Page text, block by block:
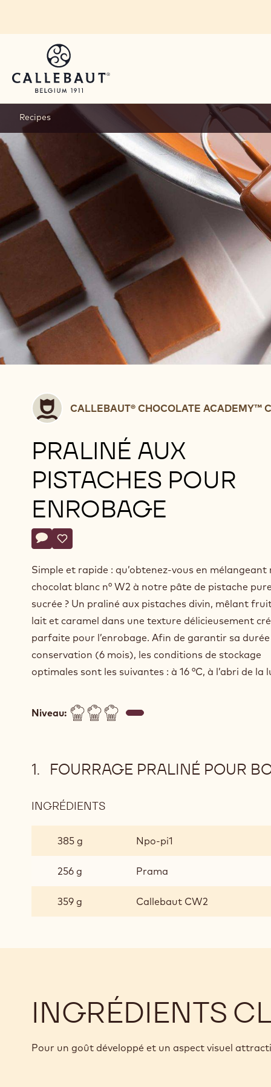
Recipes
Callebaut®
CHOCOLATE
centre
Belgium
CALLEBAUT® CHOCOLATE ACADEMY™
PRALINÉ AUX
PISTACHES POUR
ENROBAGE
Actions
Écrire un commentaire
- Praliné aux pistaches pour enrobage
Sauvegarder
- Praliné aux pistaches pour enrobage
Simple et rapide : qu’obtenez-vous en mélangeant
chocolat blanc n° W2 à notre pâte de pistache
sucrée ? Un praliné aux pistaches divin, mêlant
lait et caramel dans une texture délicieusement
parfaite pour l’enrobage. Afin de garantir sa
conservation (6 mois), les conditions de stockage
optimales sont les suivantes : à 16 °C, à l’abri de la
Niveau:
FOURRAGE PRALINÉ POUR
INGRÉDIENTS
PRALINÉ
BONBONS
ENROBÉS
385 g Npo-pi1
256 g Prama
359 g Callebaut CW2
INGRÉDIENTS
Pour un goût développé et un aspect visuel